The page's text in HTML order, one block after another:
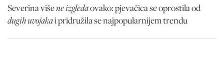
Severina višene izgledaovako: pjevačica se oprostila od
dugih uvojakai pridružila se najpopularnijem trendu